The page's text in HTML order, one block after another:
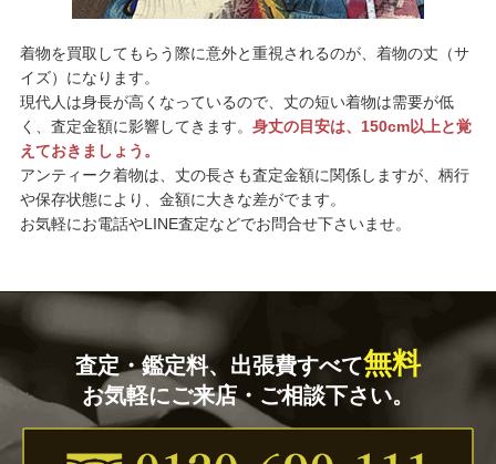
着物を買取してもらう際に意外と重視されるのが、着物の丈（サ
イズ）になります。
現代人は身長が高くなっているので、丈の短い着物は需要が低
く、査定金額に影響してきます。 身丈の目安は、150cm以上と覚
えておきましょう。
アンティーク着物は、丈の長さも査定金額に関係しますが、柄行
や保存状態により、金額に大きな差がでます。
お気軽にお電話やLINE査定などでお問合せ下さいませ。
査定・鑑定料、出張費すべて無料
お気軽にご来店・ご相談下さい。